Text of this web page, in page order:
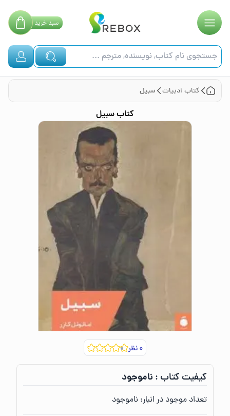
سبدخرید
کتاب ادبیات سبیل
کتابسبیل
۰نظر
کیفیت کتاب :‌ ناموجود
تعداد موجود در انبار:‌ ناموجود